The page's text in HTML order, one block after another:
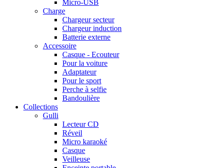
Micro-USB
Charge
Chargeur secteur
Chargeur induction
Batterie externe
Accessoire
Casque - Ecouteur
Pour la voiture
Adaptateur
Pour le sport
Perche à selfie
Bandoulière
Collections
Gulli
Lecteur CD
Réveil
Micro karaoké
Casque
Veilleuse